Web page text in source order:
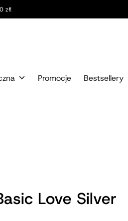
zł!
Promocje Bestsellery
Love Silver